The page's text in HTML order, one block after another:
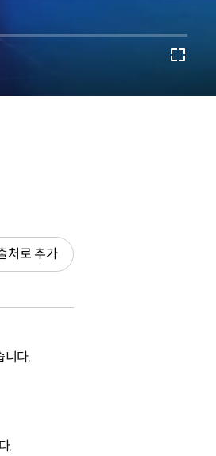
처로 추가(새
창
니다.
.